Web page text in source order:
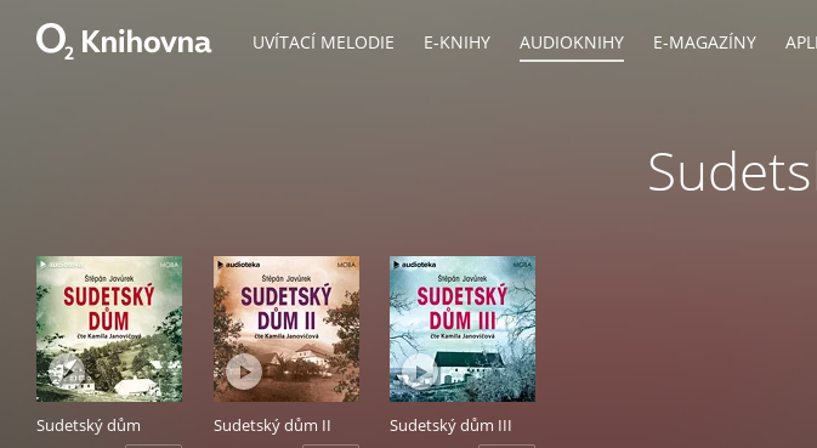
UVÍTACÍ MELODIE E-KNIHY AUDIOKNIHY E-MAGAZÍNY
Sudetský dům Sudetský dům II Sudetský dům III